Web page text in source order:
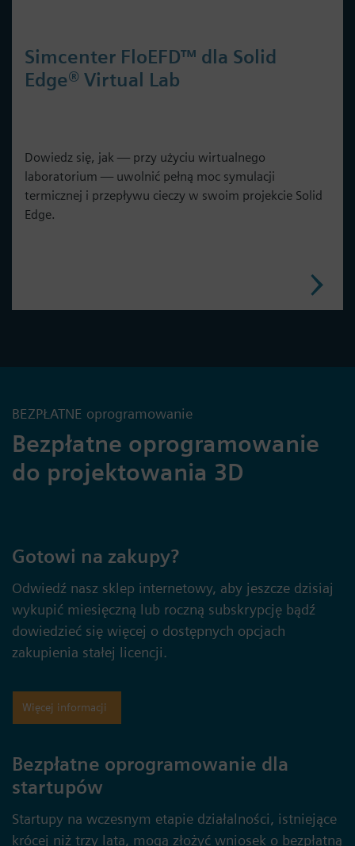
Simcenter FloEFD™ dla Solid
Edge® Virtual Lab
Dowiedz się, jak — przy użyciu wirtualnego
laboratorium — uwolnić pełną moc symulacji
termicznej i przepływu cieczy w swoim projekcie Solid
Edge.
BEZPŁATNE oprogramowanie
Bezpłatne oprogramowanie
do projektowania 3D
Gotowi na zakupy?
Odwiedź nasz sklep internetowy, aby jeszcze dzisiaj
wykupić miesięczną lub roczną subskrypcję bądź
dowiedzieć się więcej o dostępnych opcjach
zakupienia stałej licencji.
Więcej informacji
Bezpłatne oprogramowanie dla
startupów
Startupy na wczesnym etapie działalności, istniejące
krócej niż trzy lata, mogą złożyć wniosek o bezpłatną